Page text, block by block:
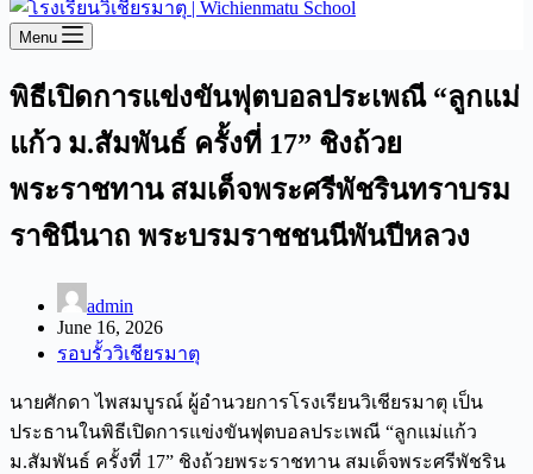
Menu
พิธีเปิดการแข่งขันฟุตบอลประเพณี “ลูกแม่
แก้ว ม.สัมพันธ์ ครั้งที่ 17” ชิงถ้วย
พระราชทาน สมเด็จพระศรีพัชรินทราบรม
ราชินีนาถ พระบรมราชชนนีพันปีหลวง
admin
June 16, 2026
รอบรั้ววิเชียรมาตุ
นายศักดา ไพสมบูรณ์ ผู้อำนวยการโรงเรียนวิเชียรมาตุ เป็น
ประธานในพิธีเปิดการแข่งขันฟุตบอลประเพณี “ลูกแม่แก้ว
ม.สัมพันธ์ ครั้งที่ 17” ชิงถ้วยพระราชทาน สมเด็จพระศรีพัชริน